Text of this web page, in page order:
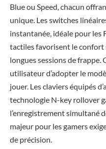
Blue ou Speed, chacun
unique. Les switches
instantanée, idéale pour les
tactiles favorisent le confort
longues sessions de
utilisateur d’adopter le
jouer. Les claviers équipés
technologie N-key rollover
l’enregistrement simultané
majeur pour les gamers
de précision.